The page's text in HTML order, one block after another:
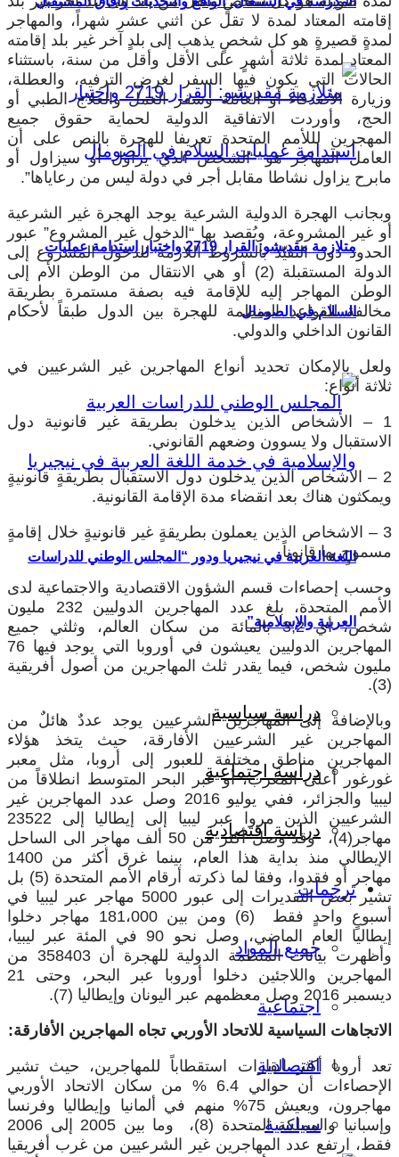
متلازمة مقديشو: القرار 2719 واختبار استدامة عمليات
السلام في الصومال
اللغة العربية في نيجيريا ودور “المجلس الوطني للدراسات
العربية والإسلامية”
دراسة سياسية
دراسة اجتماعية
دراسة اقتصادية
ترجمات
جميع المواد
اجتماعية
اقتصادية
سياسية
المعتاد لمدة لا تقل عن اثني عشر شهراً، والمهاجر
قصيرةٍ هو كل شخصٍ يذهب إلى بلدٍ آخر غير بلد إقامته
لمدة ثلاثة أشهرٍ على الأقل وأقل من سنة، باستثناء
التي يكون فيها السفر لغرض الترفيه، والعطلة،
الأصدقاء أو العائلة وسفر العمل والعلاج الطبي أو
وأوردت الاتفاقية الدولية لحماية حقوق جميع
لللأمم المتحدة تعريفا للهجرة بالنص على أن
المهاجر هو “الشخص الذي يزاول أو سيزاول أو
يزاول نشاطا مقابل أجر في دولة ليس من رعاياها”.
الهجرة الدولية الشرعية يوجد الهجرة غير الشرعية
غير المشروعة، ويُقصد بها “الدخول غير المشروع” عبور
دون التقيّد بالشروط اللازمة للدخول المشروع إلى
الدولة المستقبلة (2) أو هي الانتقال من الوطن الأم إلى
المهاجر إليه للإقامة فيه بصفة مستمرة بطريقة
للقواعد المنظمة للهجرة بين الدول طبقاً لأحكام
الداخلي والدولي.
بالإمكان تحديد أنواع المهاجرين غير الشرعيين في
أنواع:
1 – الأشخاص الذين يدخلون بطريقة غير قانونية دول
ولا يسوون وضعهم القانوني.
2 – الاشخاص الذين يدخلون دول الاستقبال بطريقةٍ قانونيةٍ
هناك بعد انقضاء مدة الإقامة القانونية.
3 – الاشخاص الذين يعملون بطريقةٍ غير قانونيةٍ خلال إقامةٍ
بها قانوناً.
إحصاءات قسم الشؤون الاقتصادية والاجتماعية لدى
الأمم المتحدة، بلغ عدد المهاجرين الدوليين 232 مليون
شخص، أي 3,2 بالمائة من سكان العالم، وثلثي جميع
المهاجرين الدوليين يعيشون في أوروبا التي يوجد فيها 76
شخص، فيما يقدر ثلث المهاجرين من أصول أفريقية
إلى المهاجرين الشرعيين يوجد عددٌ هائلٌ من
غير الشرعيين الأفارقة، حيث يتخذ هؤلاء
مناطق مختلفة للعبور إلى أروبا، مثل معبر
أعلى المغرب، أو عبر البحر المتوسط انطلاقاً من
ليبيا والجزائر، ففي يوليو 2016 وصل عدد المهاجرين غير
الشرعيين الذين مروا عبر ليبيا إلى إيطاليا إلى 23522
مهاجر(4)، وقد وصل أكثر من 50 ألف مهاجر الى الساحل
الإيطالي منذ بداية هذا العام، بينما غرق أكثر من 1400
مهاجر أو فقدوا، وفقا لما ذكرته أرقام الأمم المتحدة (5) بل
تشير بعض التقديرات إلى عبور 5000 مهاجر عبر ليبيا في
أسبوعٍ واحدٍ فقط (6) ومن بين 181،000 مهاجر دخلوا
إيطاليا العام الماضي، وصل نحو 90 في المئة عبر ليبيا،
وأظهرت بيانات المنظمة الدولية للهجرة أن 358403 من
المهاجرين واللاجئين دخلوا أوروبا عبر البحر، وحتى 21
وصل معظمهم عبر اليونان وإيطاليا (7).
السياسية للاتحاد الأوربي تجاه المهاجرين الأفارقة:
أروبا أكثر القارات استقطاباً للمهاجرين، حيث تشير
الإحصاءات أن حوالي 6.4 % من سكان الاتحاد الأوربي
مهاجرون، ويعيش 75% منهم في ألمانيا وإيطاليا وفرنسا
وإسبانيا والمملكة المتحدة (8)، وما بين 2005 إلى 2006
ارتفع عدد المهاجرين غير الشرعيين من غرب أفريقيا